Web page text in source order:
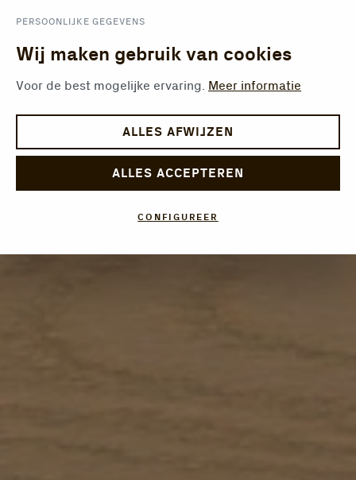
PERSOONLIJKE GEGEVENS
Wij maken gebruik van cookies
Voor de best mogelijke ervaring. Meer informatie
ALLES AFWIJZEN
ALLES ACCEPTEREN
CONFIGUREER